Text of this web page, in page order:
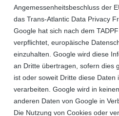
Angemessenheitsbeschluss der
das Trans-Atlantic Data Privacy
Google hat sich nach dem
verpflichtet, europäische
einzuhalten. Google wird diese
an Dritte übertragen, sofern dies
ist oder soweit Dritte diese Daten
verarbeiten. Google wird in
anderen Daten von Google in
Die Nutzung von Cookies oder